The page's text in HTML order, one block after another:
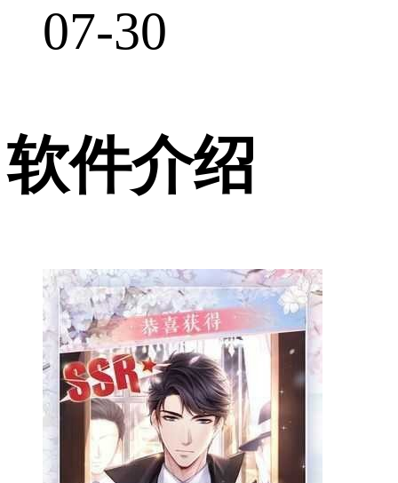
07-30
软件介绍